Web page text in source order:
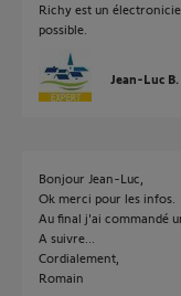
Richy est un
possible.
Jean-Luc B.
Bonjour Jean-Luc,
Ok merci pour les infos.
Au final j'ai commandé
A suivre...
Cordialement,
Romain